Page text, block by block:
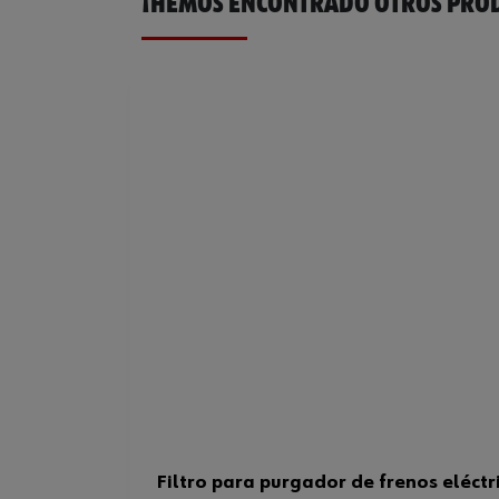
Filtro para purgador de frenos